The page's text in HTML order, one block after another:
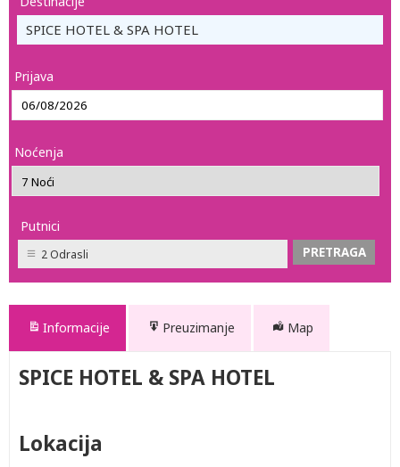
SPICE HOTEL & SPA HOTEL
Prijava
Noćenja
Putnici
2 Odrasli
Informacije Preuzimanje Map
SPICE HOTEL & SPA HOTEL
Lokacija